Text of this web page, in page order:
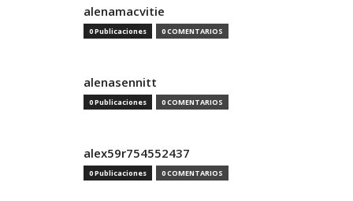
alenamacvitie
0 Publicaciones 0 COMENTARIOS
alenasennitt
0 Publicaciones 0 COMENTARIOS
alex59r754552437
0 Publicaciones 0 COMENTARIOS